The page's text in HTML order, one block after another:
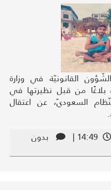
القانونيّة في وزارة
بلاغًا من قبل نظيرتها في
السعوديّ، عن اعتقال
14:49 |
بدون